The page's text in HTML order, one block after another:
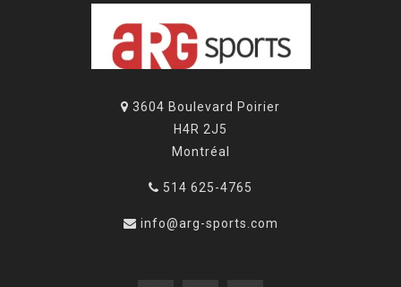
3604 Boulevard Poirier
H4R 2J5
Montréal
514 625-4765
info@arg-sports.com